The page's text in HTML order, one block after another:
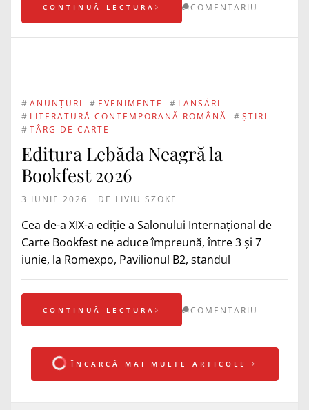
CONTINUĂ LECTURA COMENTARIU
# ANUNȚURI # EVENIMENTE # LANSĂRI
# LITERATURĂ CONTEMPORANĂ ROMÂNĂ # ȘTIRI
# TÂRG DE CARTE
Editura Lebăda Neagră la
Bookfest 2026
3 IUNIE 2026 DE LIVIU SZOKE
Cea de-a XIX-a ediție a Salonului Internațional de
Carte Bookfest ne aduce împreună, între 3 și 7
iunie, la Romexpo, Pavilionul B2, standul
CONTINUĂ LECTURA COMENTARIU
ÎNCARCĂ MAI MULTE ARTICOLE